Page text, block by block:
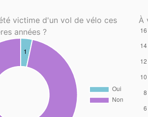
victime d'un vol de vélo ces
années ?
À